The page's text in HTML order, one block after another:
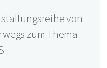
von
zum Thema